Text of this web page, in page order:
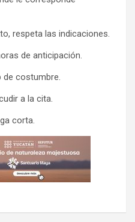
respeta las indicaciones.
de anticipación.
costumbre.
a la cita.
corta.